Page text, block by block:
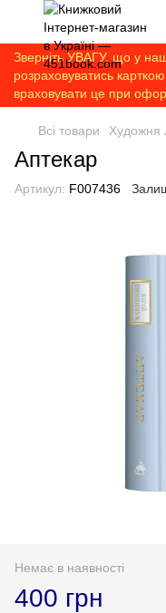
Зверніть УВАГУ, що у
розраховуватись
враховувати це при
Всі товари Художня
Аптекар
Артикул: F007436
Немає в наявності
400 грн